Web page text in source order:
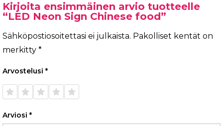
Kirjoita ensimmäinen arvio tuotteelle
“LED Neon Sign Chinese food”
Sähköpostiosoitettasi ei julkaista. Pakolliset kentät on
merkitty *
Arvostelusi *
1/5
tähteä
2/5
tähteä
3/5
tähteä
4/5
tähteä
5/5
tähteä
Arviosi *